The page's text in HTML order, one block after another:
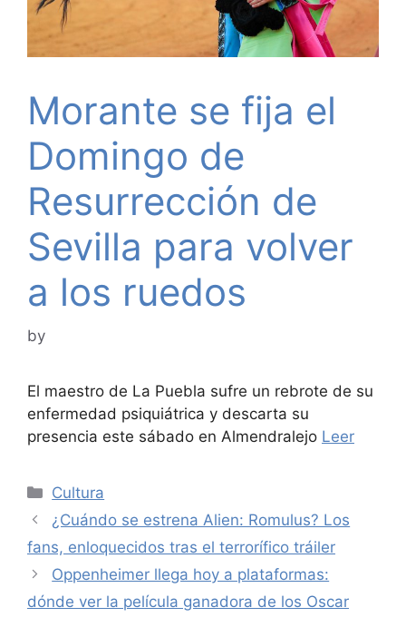
Morante se fija el
Domingo de
Resurrección de
Sevilla para volver
a los ruedos
by
El maestro de La Puebla sufre un rebrote de su
enfermedad psiquiátrica y descarta su
presencia este sábado en Almendralejo Leer
Categories
Cultura
¿Cuándo se estrena Alien: Romulus? Los
fans, enloquecidos tras el terrorífico tráiler
Oppenheimer llega hoy a plataformas:
dónde ver la película ganadora de los Oscar